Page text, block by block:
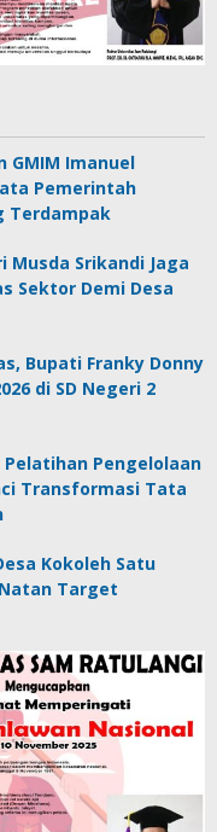
GMIM Imanuel
Pemerintah
Terdampak
Musda Srikandi Jaga
Sektor Demi Desa
Bupati Franky Donny
di SD Negeri 2
Pengelolaan
Transformasi Tata
Kokoleh Satu
Target